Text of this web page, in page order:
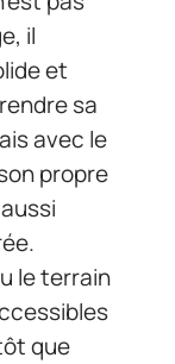
il
et
sa
avec le
propre
le terrain
que